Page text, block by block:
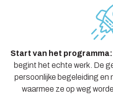
Start van het programma:
begint het echte werk. De
persoonlijke begeleiding en
waarmee ze op weg